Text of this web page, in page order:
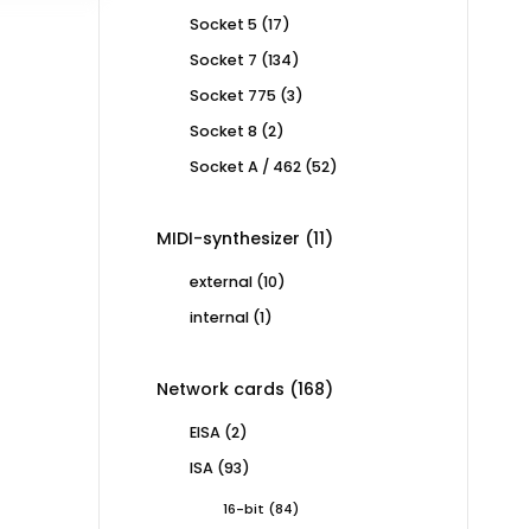
Socket 5 1717
Socket 7 134134
Socket 775 33
Socket 8 22
Socket A / 462 5252
MIDI-synthesizer 1111
external 1010
internal 11
Network cards 168168
EISA 22
ISA 9393
16-bit 8484